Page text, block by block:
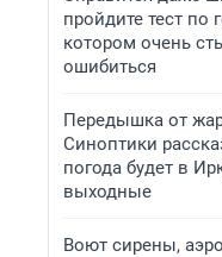
пройдите тест по
котором очень
ошибиться
Передышка от
Синоптики
погода будет в
выходные
Воют сирены,